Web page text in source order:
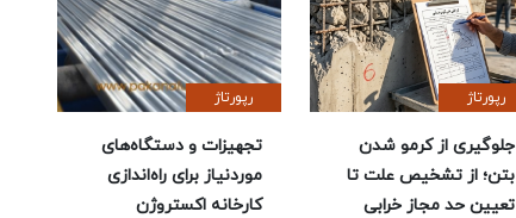
رپورتاژ
جلوگیری از کرمو شدن
بتن؛ از تشخیص علت تا
تعیین حد مجاز خرابی
رپورتاژ
تجهیزات و دستگاه‌های
موردنیاز برای راه‌اندازی
کارخانه اکستروژن